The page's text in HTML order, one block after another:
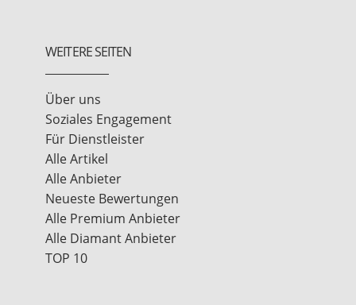
WEITERE SEITEN
Über uns
Soziales Engagement
Für Dienstleister
Alle Artikel
Alle Anbieter
Neueste Bewertungen
Alle Premium Anbieter
Alle Diamant Anbieter
TOP 10